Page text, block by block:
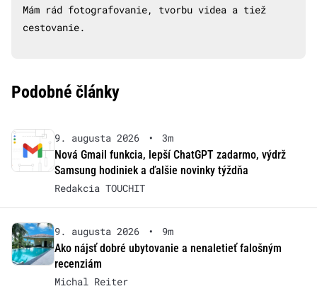
Mám rád fotografovanie, tvorbu videa a tiež
cestovanie.
Podobné články
9. augusta 2026 •
3m
Nová Gmail funkcia, lepší ChatGPT zadarmo, výdrž
Samsung hodiniek a ďalšie novinky týždňa
Redakcia TOUCHIT
9. augusta 2026 •
9m
Ako nájsť dobré ubytovanie a nenaletieť falošným
recenziám
Michal Reiter